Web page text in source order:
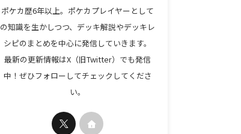
ポケカ歴6年以上。ポケカプレイヤーとして
の知識を生かしつつ、デッキ解説やデッキレ
シピのまとめを中心に発信していきます。
最新の更新情報はX（旧Twitter）でも発信
中！ぜひフォローしてチェックしてくださ
い。